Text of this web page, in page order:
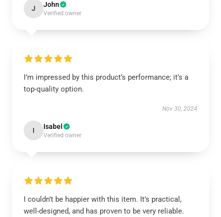
J John
Verified owner
I’m impressed by this product’s performance; it’s a
top-quality option.
Nov 30, 2024
I Isabel
Verified owner
I couldn’t be happier with this item. It’s practical,
well-designed, and has proven to be very reliable.